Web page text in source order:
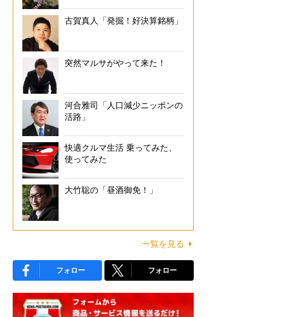
古賀真人「発掘！好決算銘柄」
突然マルサがやって来た！
河合雅司「人口減少ニッポンの
活路」
快適クルマ生活 乗ってみた、
使ってみた
大竹聡の「昼酒御免！」
一覧を見る
フォロー フォロー